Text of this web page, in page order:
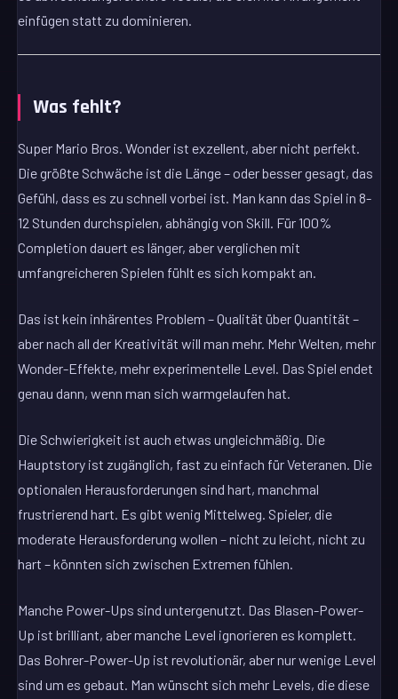
einfügen statt zu dominieren.
Was fehlt?
Super Mario Bros. Wonder ist exzellent, aber nicht perfekt.
Die größte Schwäche ist die Länge – oder besser gesagt, das
Gefühl, dass es zu schnell vorbei ist. Man kann das Spiel in 8-
12 Stunden durchspielen, abhängig von Skill. Für 100%
Completion dauert es länger, aber verglichen mit
umfangreicheren Spielen fühlt es sich kompakt an.
Das ist kein inhärentes Problem – Qualität über Quantität –
aber nach all der Kreativität will man mehr. Mehr Welten, mehr
Wonder-Effekte, mehr experimentelle Level. Das Spiel endet
genau dann, wenn man sich warmgelaufen hat.
Die Schwierigkeit ist auch etwas ungleichmäßig. Die
Hauptstory ist zugänglich, fast zu einfach für Veteranen. Die
optionalen Herausforderungen sind hart, manchmal
frustrierend hart. Es gibt wenig Mittelweg. Spieler, die
moderate Herausforderung wollen – nicht zu leicht, nicht zu
hart – könnten sich zwischen Extremen fühlen.
Manche Power-Ups sind untergenutzt. Das Blasen-Power-
Up ist brilliant, aber manche Level ignorieren es komplett.
Das Bohrer-Power-Up ist revolutionär, aber nur wenige Level
sind um es gebaut. Man wünscht sich mehr Levels, die diese